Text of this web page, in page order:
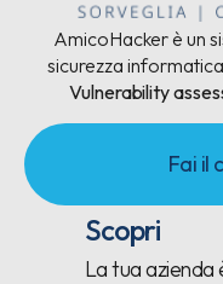
AmicoHacker è un
sicurezza
Vulnerability
Fai il
Scopri
La tua azienda